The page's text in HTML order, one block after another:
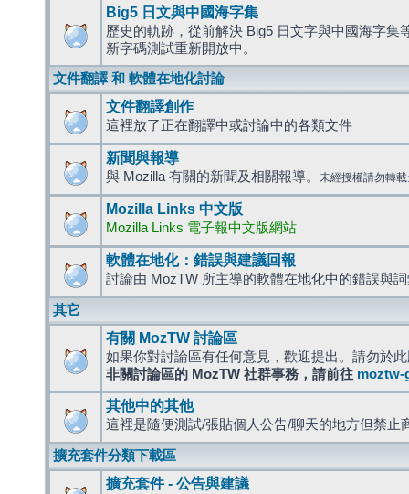
Big5 日文與中國海字集
歷史的軌跡，從前解決 Big5 日文字與中國海字集
新字碼測試重新開放中。
文件翻譯 和 軟體在地化討論
文件翻譯創作
這裡放了正在翻譯中或討論中的各類文件
新聞與報導
與 Mozilla 有關的新聞及相關報導。 未經授權請勿轉
Mozilla Links 中文版
Mozilla Links 電子報中文版網站
軟體在地化：錯誤與建議回報
討論由 MozTW 所主導的軟體在地化中的錯誤與
其它
有關 MozTW 討論區
如果你對討論區有任何意見，歡迎提出。請勿於
非關討論區的 MozTW 社群事務，請前往 moztw-
其他中的其他
這裡是隨便測試/張貼個人公告/聊天的地方但禁止
擴充套件分類下載區
擴充套件 - 公告與建議